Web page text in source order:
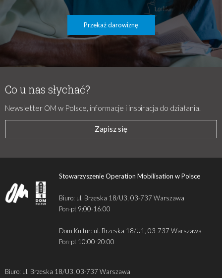
Przekaż darowiznę
Co u nas słychać?
Newsletter OM w Polsce, informacje i inspiracja do działania.
Zapisz się
Stowarzyszenie Operation Mobilisation w Polsce
Biuro: ul. Brzeska 18/U3, 03-737 Warszawa
Pon-pt 9:00-16:00
Dom Kultur: ul. Brzeska 18/U1, 03-737 Warszawa
Pon-pt 10:00-20:00
Biuro: ul. Brzeska 18/U3, 03-737 Warszawa